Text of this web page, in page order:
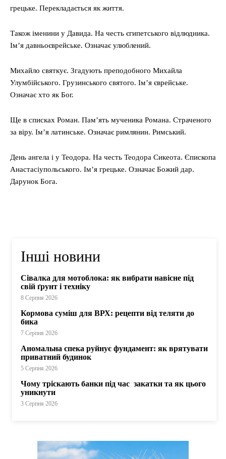
грецьке. Перекладається як життя.
Також іменини у Давида. На честь єгипетського відлюдника.
Ім’я давньоєврейське. Означає улюблений.
Михайло святкує. Згадують преподобного Михайла
Улумбійського. Грузинського святого. Ім’я єврейське.
Означає хто як Бог.
Ще в списках Роман. Пам’ять мученика Романа. Страченого
за віру. Ім’я латинське. Означає римлянин. Римський.
День ангела і у Теодора. На честь Теодора Сикеота. Єпископа
Анастасіупольського. Ім’я грецьке. Означає Божий дар.
Дарунок Бога.
Інші новини
Сівалка для мотоблока: як вибрати навісне під
свій ґрунт і техніку
8 Серпня 2026
Кормова суміш для ВРХ: рецепти від теляти до
бика
7 Серпня 2026
Аномальна спека руйнує фундамент: як врятувати
приватний будинок
5 Серпня 2026
Чому тріскають банки під час закатки та як цього
уникнути
3 Серпня 2026